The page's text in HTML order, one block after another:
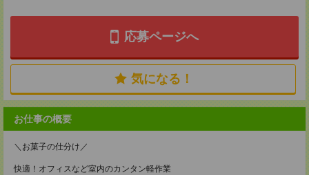
応募ページへ
気になる！
お仕事の概要
＼お菓子の仕分け／
快適！オフィスなど室内のカンタン軽作業